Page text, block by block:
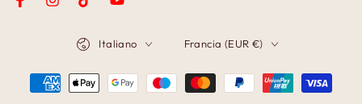
FacebookInstagramTikTokYouTube
Italiano
geografica
Francia (EUR €)
Modalità